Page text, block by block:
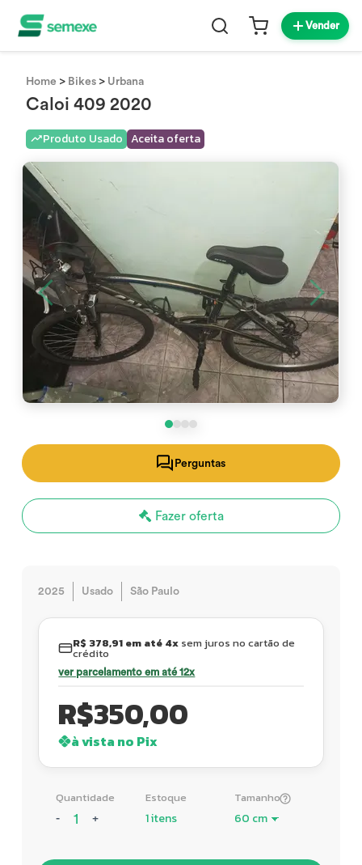
Vender
Home > Bikes > Urbana
Caloi 409 2020
Produto Usado Aceita oferta
Perguntas
Fazer oferta
2025 Usado São Paulo
R$ 378,91 em até 4x sem juros no cartão de
crédito
ver parcelamento em até 12x
R$350,00
à vista no Pix
Quantidade
- +
Estoque
1 itens
Tamanho